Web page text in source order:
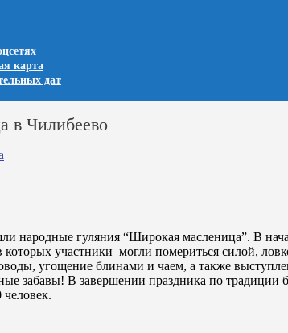
карта
дат
в Чилибеево
народные гуляния “Широкая масленица”. В
участники могли помериться силой,
угощение блинами и чаем, а также
забавы! В завершении праздника по
человек.